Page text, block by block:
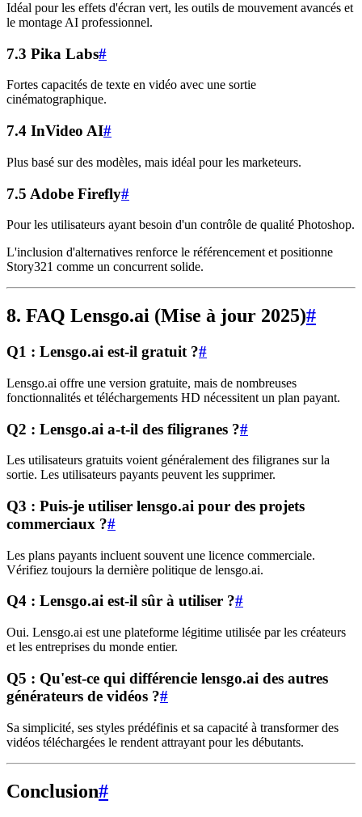
Idéal pour les effets d'écran vert, les outils de mouvement avancés et
le montage AI professionnel.
7.3 Pika Labs#
Fortes capacités de texte en vidéo avec une sortie
cinématographique.
7.4 InVideo AI#
Plus basé sur des modèles, mais idéal pour les marketeurs.
7.5 Adobe Firefly#
Pour les utilisateurs ayant besoin d'un contrôle de qualité Photoshop.
L'inclusion d'alternatives renforce le référencement et positionne
Story321 comme un concurrent solide.
8. FAQ Lensgo.ai (Mise à jour 2025)#
Q1 : Lensgo.ai est-il gratuit ?#
Lensgo.ai offre une version gratuite, mais de nombreuses
fonctionnalités et téléchargements HD nécessitent un plan payant.
Q2 : Lensgo.ai a-t-il des filigranes ?#
Les utilisateurs gratuits voient généralement des filigranes sur la
sortie. Les utilisateurs payants peuvent les supprimer.
Q3 : Puis-je utiliser lensgo.ai pour des projets
commerciaux ?#
Les plans payants incluent souvent une licence commerciale.
Vérifiez toujours la dernière politique de lensgo.ai.
Q4 : Lensgo.ai est-il sûr à utiliser ?#
Oui. Lensgo.ai est une plateforme légitime utilisée par les créateurs
et les entreprises du monde entier.
Q5 : Qu'est-ce qui différencie lensgo.ai des autres
générateurs de vidéos ?#
Sa simplicité, ses styles prédéfinis et sa capacité à transformer des
vidéos téléchargées le rendent attrayant pour les débutants.
Conclusion#